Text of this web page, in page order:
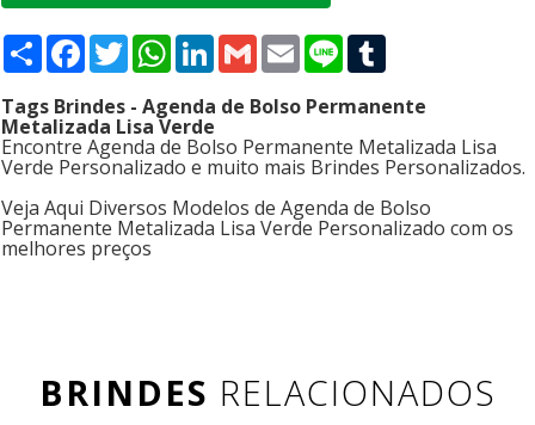
Compartilhar
Facebook
TwitterWhatsApp
LinkedIn
GmailEmailLine
Tags Brindes - Agenda de Bolso Permanente
Metalizada Lisa Verde
Encontre Agenda de Bolso Permanente Metalizada Lisa
Verde Personalizado e muito mais Brindes Personalizados.
Veja Aqui Diversos Modelos de Agenda de Bolso
Permanente Metalizada Lisa Verde Personalizado com os
melhores preços
BRINDES RELACIONADOS